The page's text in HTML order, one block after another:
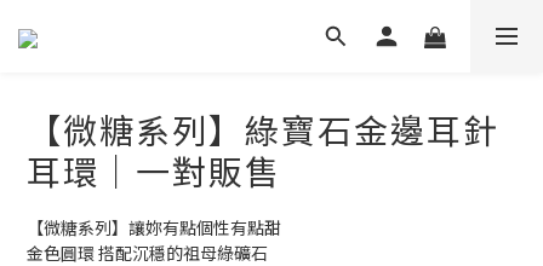
【微糖系列】綠寶石金邊耳針
耳環｜一對販售
【微糖系列】讓妳有點個性有點甜
金色圓環 搭配沉穩的祖母綠礦石